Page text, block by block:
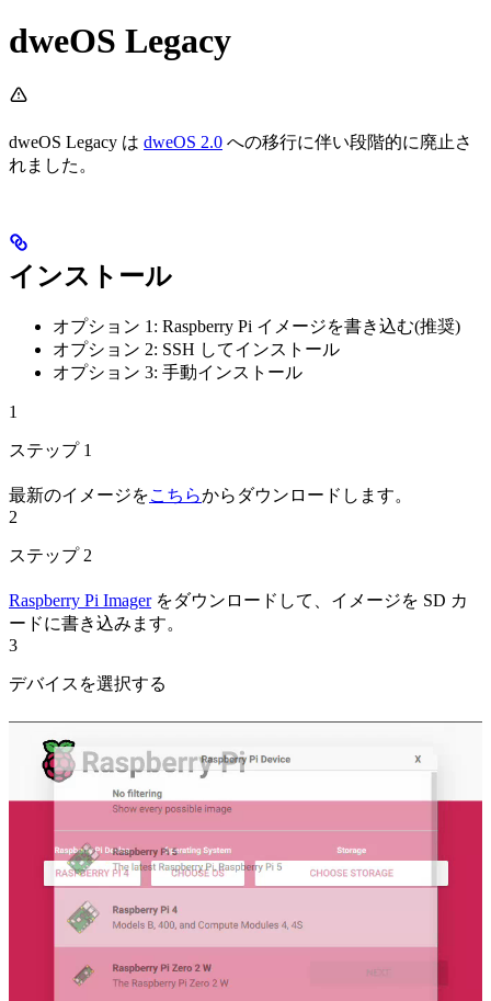
dweOS Legacy
dweOS Legacy は dweOS 2.0 への移行に伴い段階的に廃止さ
れました。
インストール
オプション 1: Raspberry Pi イメージを書き込む(推奨)
オプション 2: SSH してインストール
オプション 3: 手動インストール
1
ステップ 1
最新のイメージをこちらからダウンロードします。
2
ステップ 2
Raspberry Pi Imagerをダウンロードして、イメージを SD カ
ードに書き込みます。
3
デバイスを選択する